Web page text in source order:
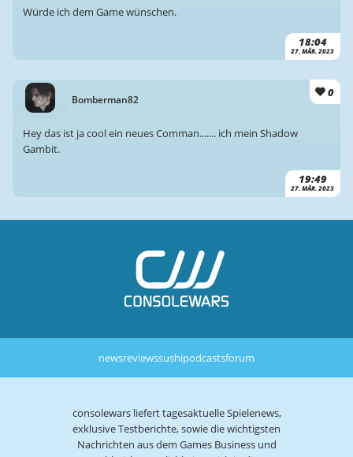
18:04
27. MÄR. 2023
Würde ich dem Game wünschen.
Bomberman82
0
19:49
27. MÄR. 2023
Hey das ist ja cool ein neues Comman....... ich mein Shadow
Gambit.
newsreviewssushipodcastsforum
consolewars liefert tagesaktuelle Spielenews,
exklusive Testberichte, sowie die wichtigsten
Nachrichten aus dem Games Business und